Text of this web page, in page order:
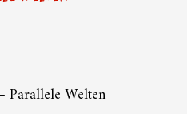
Parallele Welten